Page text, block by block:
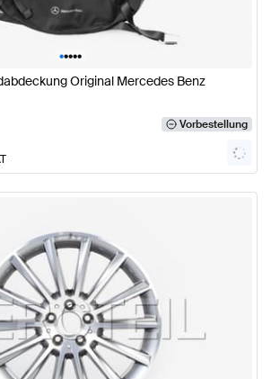
•••••
Original Mercedes Benz
Vorbestellung